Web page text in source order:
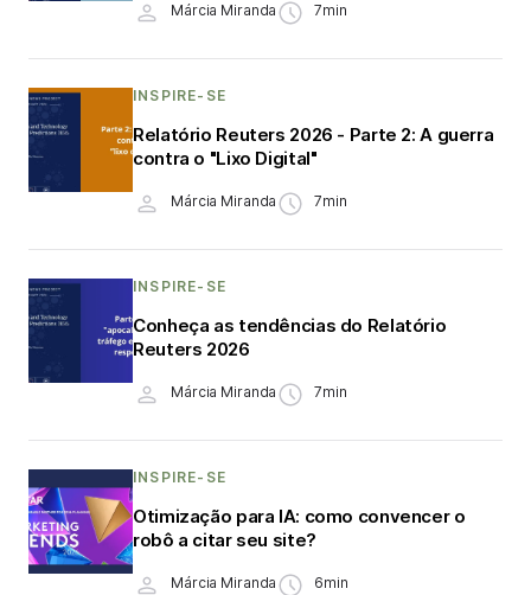
Márcia Miranda 7min
INSPIRE-SE
Relatório Reuters 2026 - Parte 2: A guerra
contra o "Lixo Digital"
Márcia Miranda 7min
INSPIRE-SE
Conheça as tendências do Relatório
Reuters 2026
Márcia Miranda 7min
INSPIRE-SE
Otimização para IA: como convencer o
robô a citar seu site?
Márcia Miranda 6min